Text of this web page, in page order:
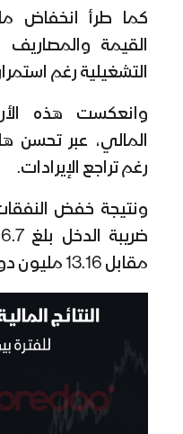
كما طرأ انخفاض
القيمة
التشغيلية رغم
وانعكست هذه
المالي، عبر تحسن
رغم تراجع الإيرادات.
ونتيجة خفض
مقابل 13.16 مليون دولار في 2024.